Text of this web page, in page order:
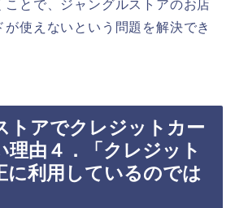
ことで、ジャングルストアのお店
が使えないという問題を解決でき
トアでクレジットカー
理由４．「クレジット
に利用しているのでは